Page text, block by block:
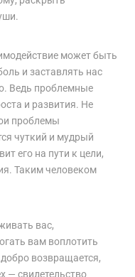
может быть
и заставлять нас
Ведь проблемные
и развития. Не
проблемы
чуткий и мудрый
его на пути к цели,
Таким человеком
вас,
вам воплотить
возвращается,
— свидетельство